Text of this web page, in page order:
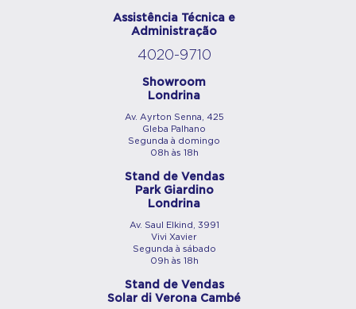
Assistência Técnica e
Administração
4020-9710
Showroom
Londrina
Av. Ayrton Senna, 425
Gleba Palhano
Segunda à domingo
08h às 18h
Stand de Vendas
Park Giardino
Londrina
Av. Saul Elkind, 3991
Vivi Xavier
Segunda à sábado
09h às 18h
Stand de Vendas
Solar di Verona Cambé